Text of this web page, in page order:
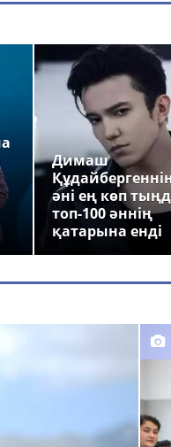
Димаш
әні ең көп
топ-100 әннің
қатарына енді